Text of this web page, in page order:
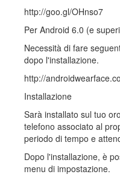
http://goo.gl/OHnso7
Per Android 6.0 (e
Necessità di fare
dopo l'installazione.
http://
Installazione
Sarà installato sul tuo
telefono associato al
periodo di tempo e
Dopo l'installazione, è
menu di impostazione.